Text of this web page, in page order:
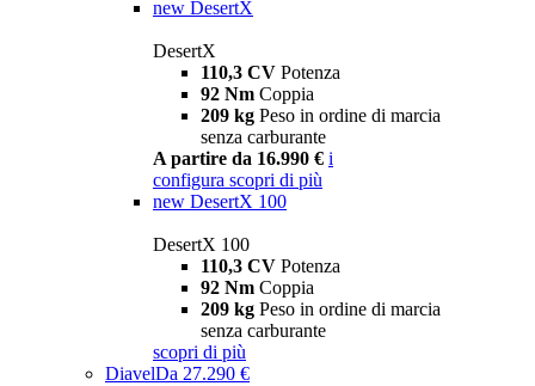
new DesertX
DesertX
110,3 CV Potenza
92 Nm Coppia
209 kg Peso in ordine di marcia
senza carburante
A partire da 16.990 € i
configura scopri di più
new DesertX 100
DesertX 100
110,3 CV Potenza
92 Nm Coppia
209 kg Peso in ordine di marcia
senza carburante
scopri di più
DiavelDa 27.290 €